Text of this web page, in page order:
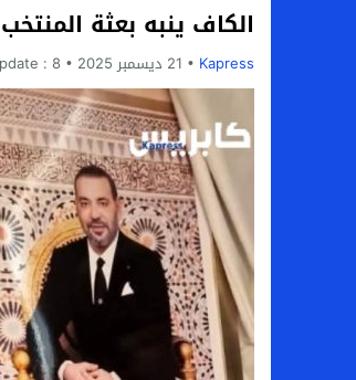
Previous
Next
الكاف ينبه بعثة
Kapress 21 ديسمبر 2025 :8 أشهر ago